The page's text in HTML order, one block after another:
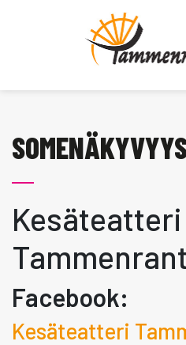
Kesäteatteri
Facebook:
Kesäteatteri